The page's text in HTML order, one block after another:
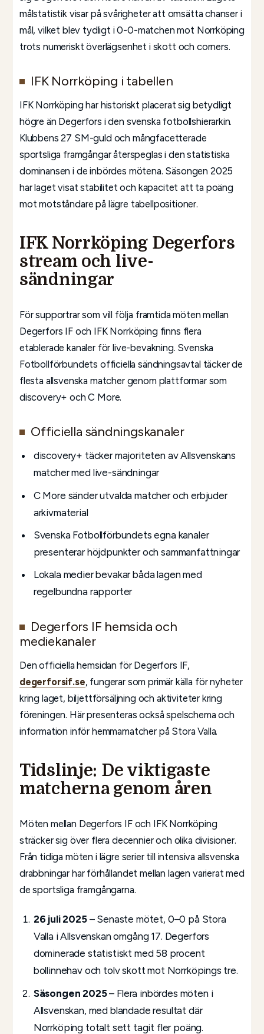
målstatistik visar på svårigheter att omsätta chanser i
mål, vilket blev tydligt i 0-0-matchen mot Norrköping
trots numeriskt överlägsenhet i skott och corners.
IFK Norrköping i tabellen
IFK Norrköping har historiskt placerat sig betydligt
högre än Degerfors i den svenska fotbollshierarkin.
Klubbens 27 SM-guld och mångfacetterade
sportsliga framgångar återspeglas i den statistiska
dominansen i de inbördes mötena. Säsongen 2025
har laget visat stabilitet och kapacitet att ta poäng
mot motståndare på lägre tabellpositioner.
IFK Norrköping Degerfors
stream och live-
sändningar
För supportrar som vill följa framtida möten mellan
Degerfors IF och IFK Norrköping finns flera
etablerade kanaler för live-bevakning. Svenska
Fotbollförbundets officiella sändningsavtal täcker de
flesta allsvenska matcher genom plattformar som
discovery+ och C More.
Officiella sändningskanaler
discovery+ täcker majoriteten av Allsvenskans
matcher med live-sändningar
C More sänder utvalda matcher och erbjuder
arkivmaterial
Svenska Fotbollförbundets egna kanaler
presenterar höjdpunkter och sammanfattningar
Lokala medier bevakar båda lagen med
regelbundna rapporter
Degerfors IF hemsida och
mediekanaler
Den officiella hemsidan för Degerfors IF,
degerforsif.se, fungerar som primär källa för nyheter
kring laget, biljettförsäljning och aktiviteter kring
föreningen. Här presenteras också spelschema och
information inför hemmamatcher på Stora Valla.
Tidslinje: De viktigaste
matcherna genom åren
Möten mellan Degerfors IF och IFK Norrköping
sträcker sig över flera decennier och olika divisioner.
Från tidiga möten i lägre serier till intensiva allsvenska
drabbningar har förhållandet mellan lagen varierat med
de sportsliga framgångarna.
26 juli 2025– Senaste mötet, 0–0 på Stora
Valla i Allsvenskan omgång 17. Degerfors
dominerade statistiskt med 58 procent
bollinnehav och tolv skott mot Norrköpings tre.
Säsongen 2025– Flera inbördes möten i
Allsvenskan, med blandade resultat där
Norrköping totalt sett tagit fler poäng.